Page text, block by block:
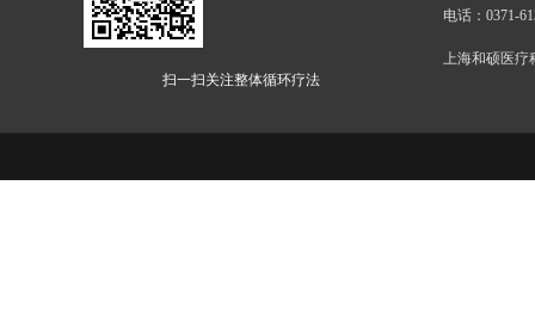
扫一扫关注整体循环疗法
电话：0371-
上海和硕医疗